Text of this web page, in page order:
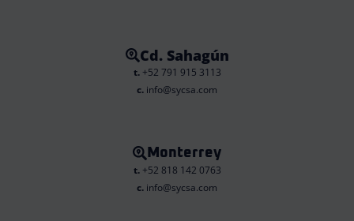
Cd. Sahagún
t.+52 791 915 3113
c. info@sycsa.com
Monterrey
t.+52 818 142 0763
c. info@sycsa.com